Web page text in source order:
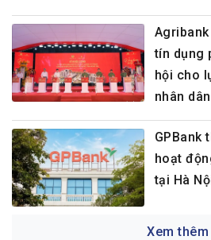
tín dụng
hội cho
nhân dân
GPBank
hoạt
tại Hà
Xem thêm